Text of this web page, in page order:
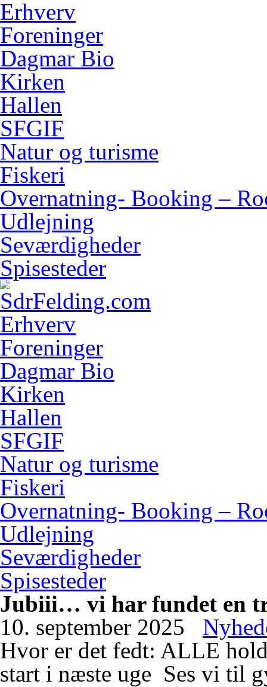
Erhverv
Foreninger
Dagmar Bio
Kirken
Hallen
SFGIF
Natur og turisme
Fiskeri
Overnatning- Booking –
Udlejning
Seværdigheder
Spisesteder
Erhverv
Foreninger
Dagmar Bio
Kirken
Hallen
SFGIF
Natur og turisme
Fiskeri
Overnatning- Booking –
Udlejning
Seværdigheder
Spisesteder
Jubiii… vi har fundet en
10. september 2025
Hvor er det fedt: ALLE
start i næste uge Ses vi til